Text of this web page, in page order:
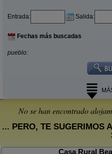
Entrada: Salida:
Fechas más buscadas
pueblo:
No se han encontrado
... PERO, TE SUGERIMOS
:
Casa Rural